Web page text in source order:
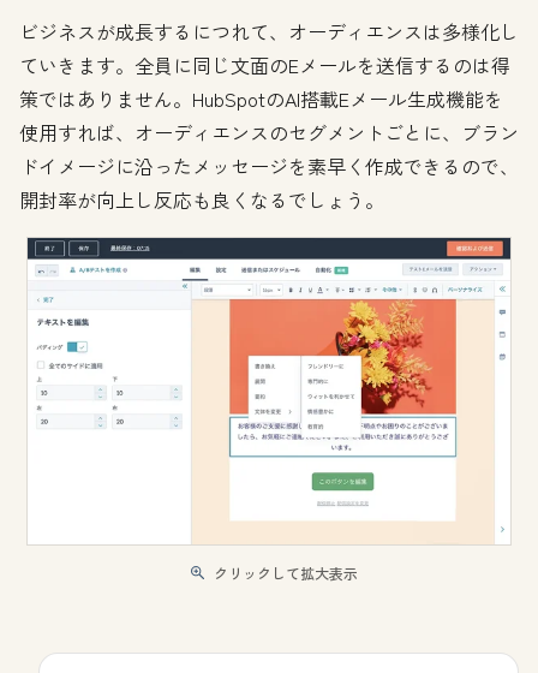
ビジネスが成長するにつれて、オーディエンスは多様化し
ていきます。全員に同じ文面のEメールを送信するのは得
策ではありません。HubSpotのAI搭載Eメール生成機能を
使用すれば、オーディエンスのセグメントごとに、ブラン
ドイメージに沿ったメッセージを素早く作成できるので、
開封率が向上し反応も良くなるでしょう。
クリックして拡大表示